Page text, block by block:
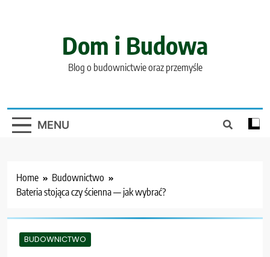
Dom i Budowa
Blog o budownictwie oraz przemyśle
MENU
Home
Budownictwo
Bateria stojąca czy ścienna — jak wybrać?
BUDOWNICTWO